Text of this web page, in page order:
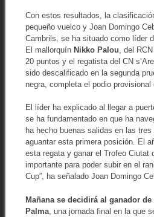
Con estos resultados, la
pequeño vuelco y Joan Domingo
Cambrils, se ha situado como líder
El mallorquín Nikko Palou , del
20 puntos y el regatista del CN
sido descalificado en la segunda
negra, completa el podio provisional
El líder ha explicado al llegar a
se ha fundamentado en que ha
ha hecho buenas salidas en las tres
aguantar esta primera posición. El
esta regata y ganar el Trofeo Ciutat
importante para poder subir en el
Cup”, ha señalado Joan Domingo
Mañana se decidirá al ganador de
Palma, una jornada final en la que